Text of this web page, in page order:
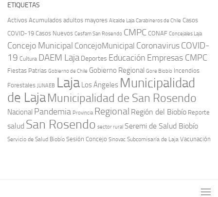
ETIQUETAS
Activos Acumulados adultos mayores Alcalde Laja Carabineros de Chile Casos
COVID-19 Casos Nuevos Cesfam San Rosendo CMPC CONAF Concejales Laja
Concejo Municipal ConcejoMunicipal CoronavirusCOVID-
19 Cultura DAEM Laja Deportes Educación Empresas CMPC
Fiestas Patrias Gobierno de Chile Gobierno Regional Gore Biobío Incendios
Forestales JUNAEB Laja Los Ángeles Municipalidad
de LajaMunicipalidad de San Rosendo
Nacional Pandemia Provincia Regional Región del Biobío Reporte
salud San Rosendo sector rural Seremi de Salud Biobío
Servicio de Salud Biobío Sesión Concejo Sinovac Subcomisaría de Laja Vacunación